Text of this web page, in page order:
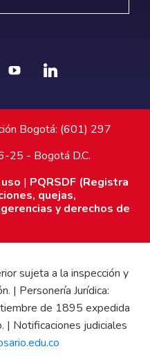
Bogotá: (601) 297
25 - Bogotá D.C.
| PQRSDF (Registra
quejas,
y derechos de
sujeta a la inspección y
| Personería Jurídica:
de 1895 expedida
| Notificaciones judiciales